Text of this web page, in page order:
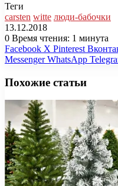
Теги
carsten witte люди-бабочки
13.12.2018
0 Время чтения: 1 минута
Facebook X Pinterest
Messenger WhatsApp
Похожие статьи